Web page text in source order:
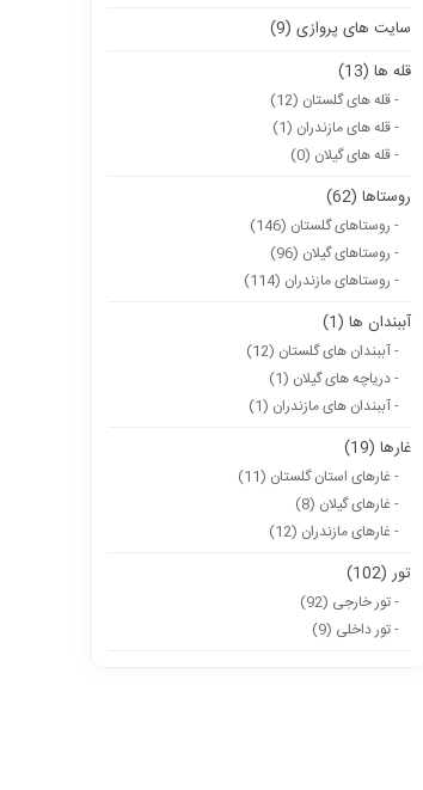
سایت های پروازی (9)
قله ها (13)
- قله های گلستان (12)
- قله های مازندران (1)
- قله های گیلان (0)
روستاها (62)
- روستاهای گلستان (146)
- روستاهای گیلان (96)
- روستاهای مازندران (114)
آببندان ها (1)
- آببندان های گلستان (12)
- دریاچه های گیلان (1)
- آببندان های مازندران (1)
غارها (19)
- غارهای استان گلستان (11)
- غارهای گیلان (8)
- غارهای مازندران (12)
تور (102)
- تور خارجی (92)
- تور داخلی (9)